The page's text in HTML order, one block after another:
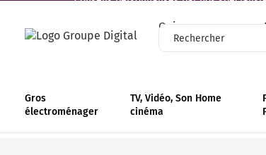
Qui sommes-nous
Gros
électroménager
TV, Vidéo, Son Home
cinéma